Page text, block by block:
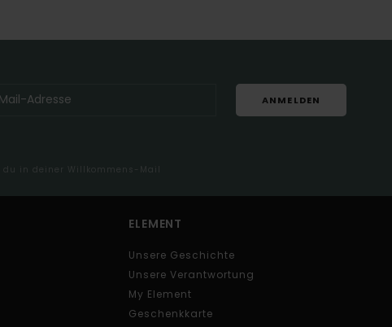
ANMELDEN
in deiner Willkommens-Mail
ELEMENT
Unsere Geschichte
Unsere Verantwortung
My Element
Geschenkkarte